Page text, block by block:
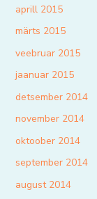
aprill 2015
märts 2015
veebruar 2015
jaanuar 2015
detsember 2014
november 2014
oktoober 2014
september 2014
august 2014